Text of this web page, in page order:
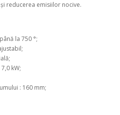
reducerea emisiilor nocive.
la 750 °;
kW;
: 160 mm;